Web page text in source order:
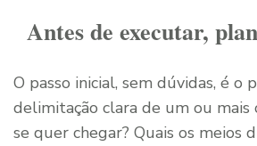
Antes de executar,
O passo inicial, sem dúvidas, é o
delimitação clara de um ou mais
se quer chegar? Quais os meios